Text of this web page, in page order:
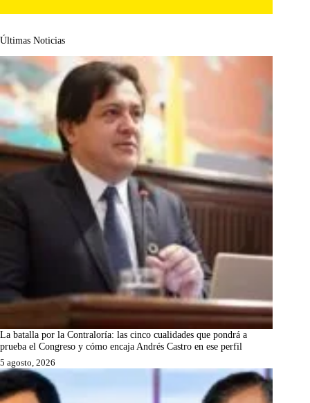
Últimas Noticias
La batalla por la Contraloría: las cinco cualidades que pondrá a
prueba el Congreso y cómo encaja Andrés Castro en ese perfil
5 agosto, 2026